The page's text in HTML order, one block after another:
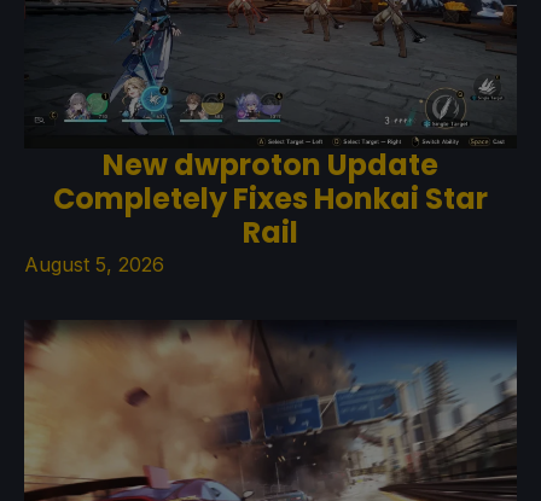
New dwproton Update
Completely Fixes Honkai Star
Rail
August 5, 2026